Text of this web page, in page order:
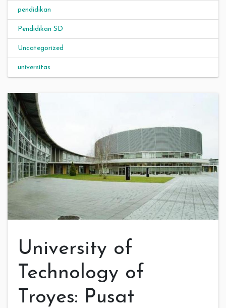
pendidikan
Pendidikan SD
Uncategorized
universitas
University of
Technology of
Troyes: Pusat